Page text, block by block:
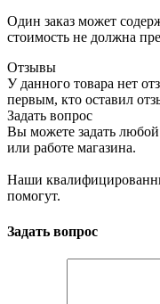
Один заказ может
стоимость не должна
Отзывы
У данного товара нет
первым, кто оставил
Задать вопрос
Вы можете задать
или работе магазина.
Наши
помогут.
Задать вопрос